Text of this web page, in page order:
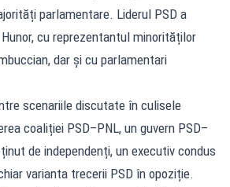
parlamentare. Liderul PSD a
cu reprezentantul minorităților
dar și cu parlamentari
scenariile discutate în culisele
coaliției PSD–PNL, un guvern PSD–
de independenți, un executiv condus
varianta trecerii PSD în opoziție.